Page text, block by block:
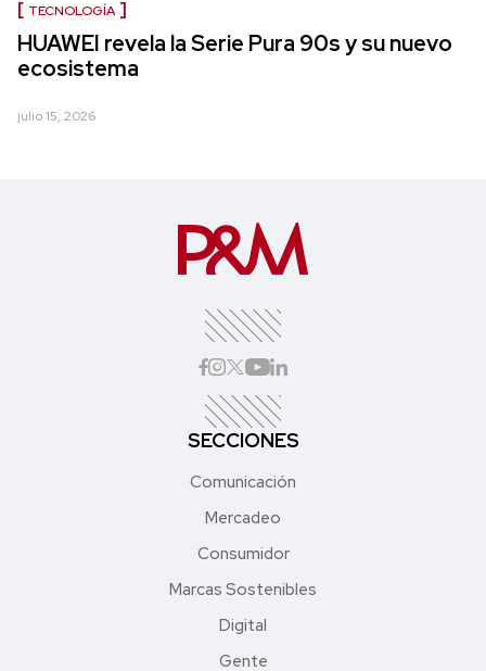
TECNOLOGÍA
HUAWEI revela la Serie Pura 90s y su nuevo
ecosistema
julio 15, 2026
SECCIONES
Comunicación
Mercadeo
Consumidor
Marcas Sostenibles
Digital
Gente